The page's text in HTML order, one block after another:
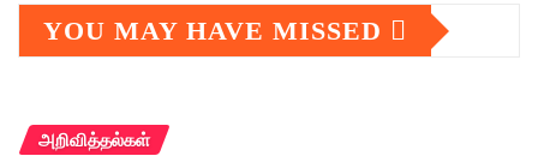
YOU MAY HAVE MISSED
அறிவித்தல்கள்